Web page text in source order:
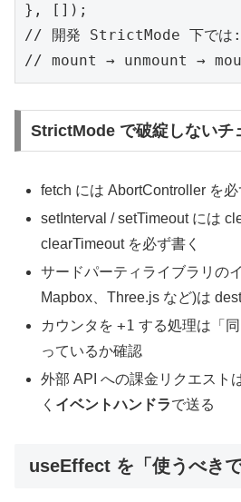
}, []);
// 開発 StrictMode 下では:
// mount → unmount →
StrictMode で破綻しないチ
fetch には AbortController を必
setInterval / setTimeout には
clearTimeout を必ず書く
サードパーティライブラリの
Mapbox、Three.js など)は
カウンタを+1 する処理は「
っているか確認
外部 API への課金リクエスト
く イベントハンドラで送る
useEffect を「使うべき